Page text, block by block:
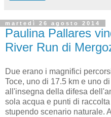
martedì 26 agosto 2014
Paulina Pallares
River Run di
Due erano i magnifici
Toce, uno di 17.5 km e uno
all'insegna della difesa
sola acqua e punti di
stupendo scenario naturale.